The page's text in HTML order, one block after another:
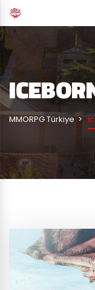
MMORPG Türkiye